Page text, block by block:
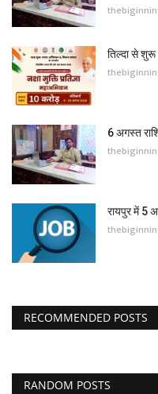
तिल्दा से शुरू
6 अगस्त
रायपुर में 5
RECOMMENDED POSTS
RANDOM POSTS